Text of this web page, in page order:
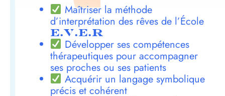
Maîtriser la méthode
d’interprétation des rêves de l’École
E.V.E.R
Développer ses compétences
thérapeutiques pour accompagner
ses proches ou ses patients
Acquérir un langage symbolique
précis et cohérent